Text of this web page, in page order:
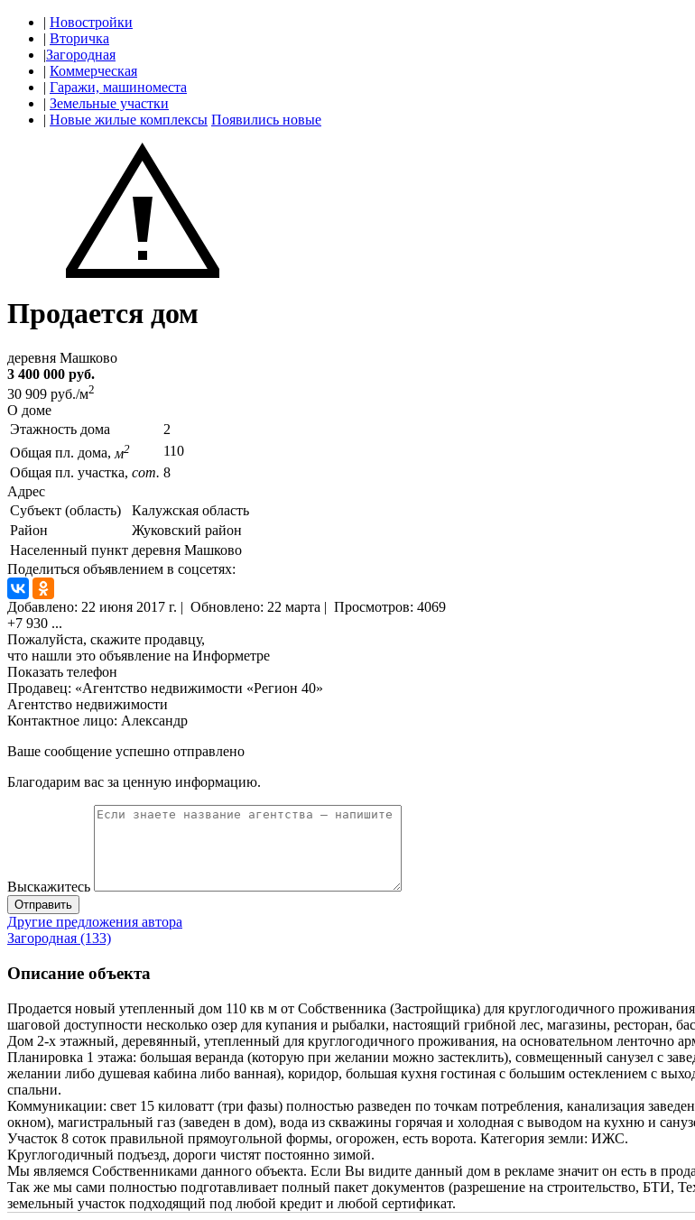
| Новостройки
| Вторичка
|Загородная
| Коммерческая
| Гаражи, машиноместа
| Земельные участки
| Новые жилые комплексы Появились новые
Продается дом
деревня Машково
3 400 000 руб.
30 909 руб./м2
О доме
Этажность дома
2
Общая пл. дома, м2
110
Общая пл. участка, сот. 8
Адрес
Субъект (область)
Калужская область
Район
Жуковский район
Населенный пункт деревня Машково
Поделиться объявлением в соцсетях:
Добавлено: 22 июня 2017 г. | Обновлено: 22 марта | Просмотров: 4069
+7 930 ...
Пожалуйста, скажите продавцу,
что нашли это объявление на Информетре
Показать телефон
Продавец: «Агентство недвижимости «Регион 40»
Агентство недвижимости
Контактное лицо: Александр
Ваше сообщение успешно отправлено
Благодарим вас за ценную информацию.
Выскажитесь
Отправить
Другие предложения автора
Загородная (133)
Описание объекта
Продается новый утепленный дом 110 кв м от Собственника (Застройщика) для круглогодичного
шаговой доступности несколько озер для купания и рыбалки, настоящий грибной лес, магазины, ресторан,
Дом 2-х этажный, деревянный, утепленный для круглогодичного проживания, на основательном ленточно
Планировка 1 этажа: большая веранда (которую при желании можно застеклить), совмещенный санузел с
желании либо душевая кабина либо ванная), коридор, большая кухня гостиная с большим остеклением с
спальни.
Коммуникации: свет 15 киловатт (три фазы) полностью разведен по точкам потребления, канализация
окном), магистральный газ (заведен в дом), вода из скважины горячая и холодная с выводом на кухню и
Участок 8 соток правильной прямоугольной формы, огорожен, есть ворота. Категория земли: ИЖС.
Круглогодичный подъезд, дороги чистят постоянно зимой.
Мы являемся Собственниками данного объекта. Если Вы видите данный дом в рекламе значит он есть в
Так же мы сами полностью подготавливает полный пакет документов (разрешение на строительство, БТИ,
земельный участок подходящий под любой кредит и любой сертификат.